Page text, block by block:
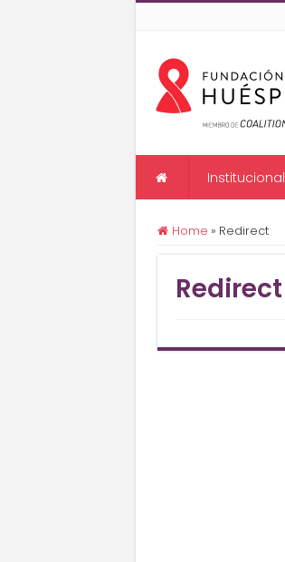
Institucional
Home » Redirect
Redirect